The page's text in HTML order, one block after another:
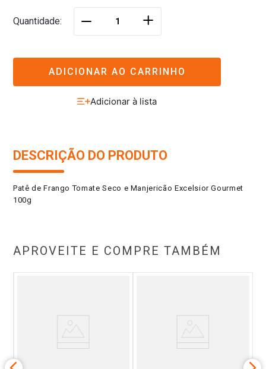
Quantidade ＋
ADICIONAR AO CARRINHO
DESCRIÇÃO DO PRODUTO
Patê de Frango Tomate Seco e Manjericão Excelsior Gourmet
100g
APROVEITE E COMPRE TAMBÉM